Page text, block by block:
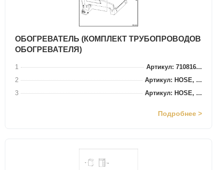
ОБОГРЕВАТЕЛЬ (КОМПЛЕКТ ТРУБОПРОВОДОВ
ОБОГРЕВАТЕЛЯ)
1
Артикул: 710816...
2
Артикул: HOSE, ...
3
Артикул: HOSE, ...
Подробнее >